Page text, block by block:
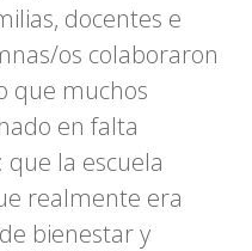
docentes e
os colaboraron
que muchos
en falta
la escuela
realmente era
bienestar y